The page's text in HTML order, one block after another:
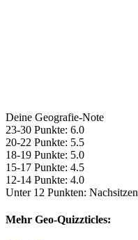
Deine Geografie-Note
23-30 Punkte: 6.0
20-22 Punkte: 5.5
18-19 Punkte: 5.0
15-17 Punkte: 4.5
12-14 Punkte: 4.0
Unter 12 Punkten: Nachsitzen
Mehr Geo-Quizzticles: